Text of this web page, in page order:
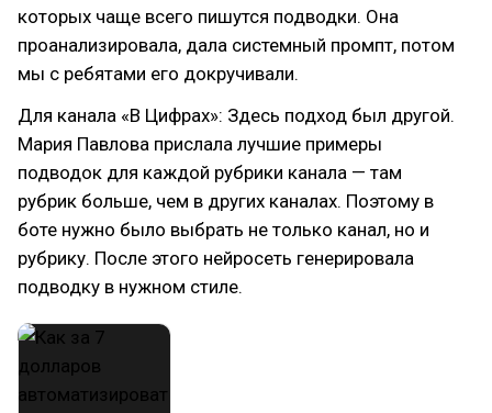
которых чаще всего пишутся подводки. Она
проанализировала, дала системный промпт, потом
мы с ребятами его докручивали.
Для канала «В Цифрах»: Здесь подход был другой.
Мария Павлова прислала лучшие примеры
подводок для каждой рубрики канала — там
рубрик больше, чем в других каналах. Поэтому в
боте нужно было выбрать не только канал, но и
рубрику. После этого нейросеть генерировала
подводку в нужном стиле.